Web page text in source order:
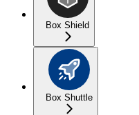
Box Shield
Box Shuttle